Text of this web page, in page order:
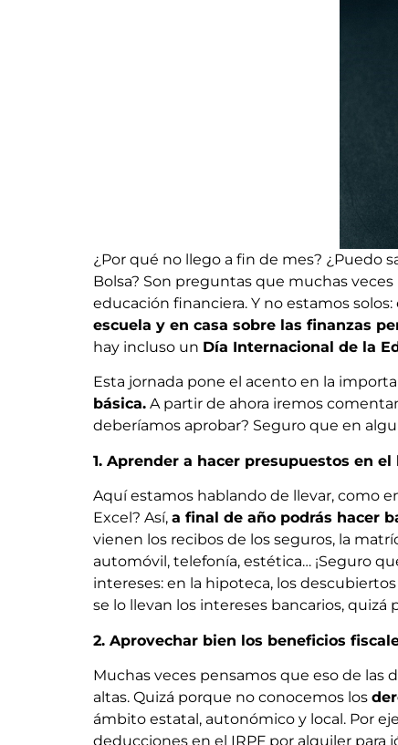
¿Por qué no llego a fin de mes? ¿Puedo
Bolsa? Son preguntas que muchas
educación financiera. Y no estamos
escuela y en casa sobre las finanzas
hay incluso un Día Internacional de la
Esta jornada pone el acento en la
básica. A partir de ahora iremos
deberíamos aprobar? Seguro que en
1. Aprender a hacer presupuestos en el
Aquí estamos hablando de llevar, como
Excel? Así, a final de año podrás hacer
vienen los recibos de los seguros, la
automóvil, telefonía, estética… ¡Seguro
intereses: en la hipoteca, los
se lo llevan los intereses bancarios,
2. Aprovechar bien los beneficios
Muchas veces pensamos que eso de las
altas. Quizá porque no conocemos los
ámbito estatal, autonómico y local. Por
deducciones en el IRPF por alquiler